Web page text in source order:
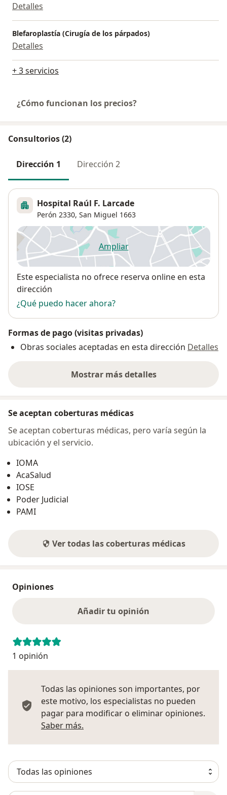
Detalles
Blefaroplastía (Cirugía de los párpados)
Detalles
+ 3 servicios
¿Cómo funcionan los precios?
Consultorios (2)
Dirección 1 Dirección 2
Hospital Raúl F. Larcade
Perón 2330, San Miguel 1663
Ampliarse abre en una nueva
Disponibilidad
Este especialista no ofrece reserva online en esta
dirección
¿Qué puedo hacer ahora?
Formas de pago (visitas privadas)
Obras sociales aceptadas en esta dirección Detalles
Mostrar más detalles
sobre la dirección
Se aceptan coberturas médicas
Se aceptan coberturas médicas, pero varía según la
ubicación y el servicio.
IOMA
AcaSalud
IOSE
Poder Judicial
PAMI
Ver todas las coberturas médicas
Opiniones
Añadir tu opinión
1 opinión
Todas las opiniones son importantes, por
este motivo, los especialistas no pueden
pagar para modificar o eliminar opiniones.
Saber más.